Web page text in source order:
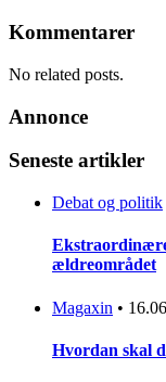
Kommentarer
No related posts.
Annonce
Seneste artikler
Debat og politik
ældreområdet
Magaxin • 16.06
Hvordan skal